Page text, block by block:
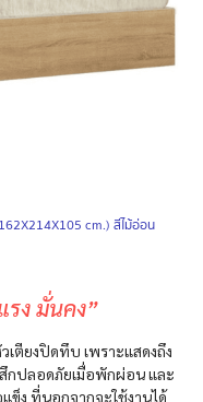
cm.) สีไม้อ่อน
รง มั่นคง”
เตียงปิดทึบ เพราะแสดงถึง
กปลอดภัยเมื่อพักผ่อน และ
ข็ง ที่นอกจากจะใช้งานได้